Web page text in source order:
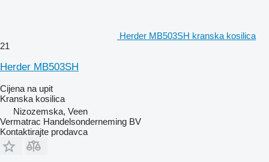
Herder MB503SH kranska kosilica
21
Herder MB503SH
Cijena na upit
Kranska kosilica
Nizozemska, Veen
Vermatrac Handelsonderneming BV
Kontaktirajte prodavca